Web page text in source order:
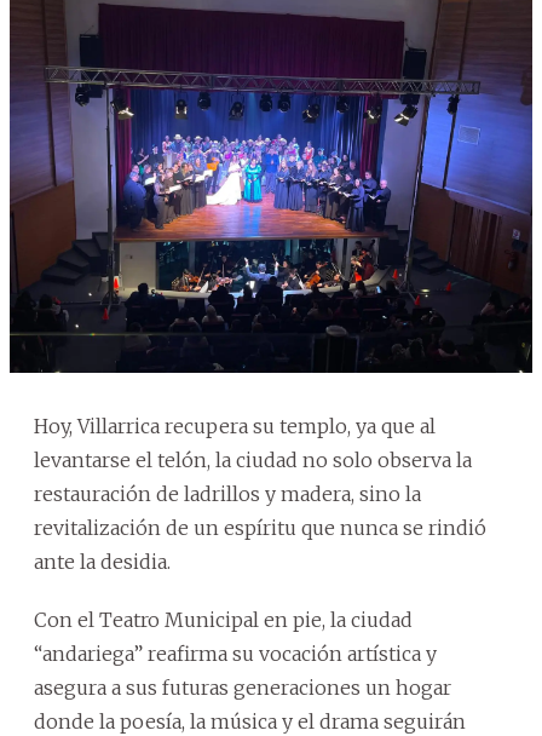
Hoy, Villarrica recupera su templo, ya que al
levantarse el telón, la ciudad no solo observa la
restauración de ladrillos y madera, sino la
revitalización de un espíritu que nunca se rindió
ante la desidia.
Con el Teatro Municipal en pie, la ciudad
“andariega” reafirma su vocación artística y
asegura a sus futuras generaciones un hogar
donde la poesía, la música y el drama seguirán